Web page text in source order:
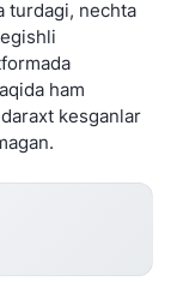
turdagi, nechta
ham
kesganlar